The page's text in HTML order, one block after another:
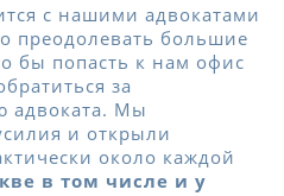
с нашими адвокатами
преодолевать большие
бы попасть к нам офис
за
адвоката. Мы
и открыли
около каждой
в том числе и у